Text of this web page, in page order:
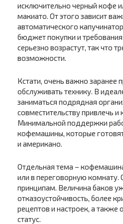
исключительно черный кофе
макиато. От этого зависит
автоматического
бюджет покупки и
серьезно возрастут, так что
возможности.
Кстати, очень важно заранее
обслуживать технику. В
заниматься подрядная
совместительству привлечь и
Минимальной поддержки
кофемашины, которые
и американо.
Отдельная тема –
или в переговорную комнату.
принципам. Величина баков
отказоустойчивость, более
рецептов и настроек, а
статус.